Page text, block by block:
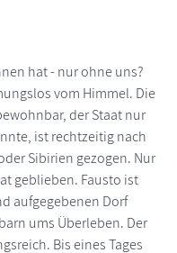
hat - nur ohne uns?
vom Himmel. Die
der Staat nur
ist rechtzeitig nach
Sibirien gezogen. Nur
geblieben. Fausto ist
aufgegebenen Dorf
ums Überleben. Der
Bis eines Tages